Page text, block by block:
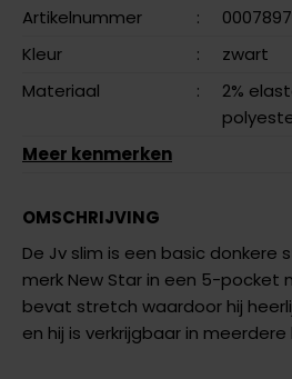
Artikelnummer
:
Kleur
:
zwart
Materiaal
: 2%
Meer kenmerken
OMSCHRIJVING
De Jv slim is een basic donkere
merk New Star in een 5-pocket
bevat stretch waardoor hij
en hij is verkrijgbaar in meerdere